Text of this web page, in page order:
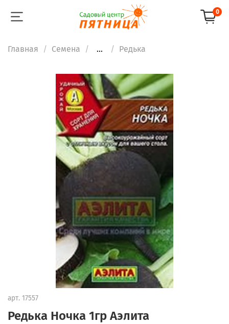
0
Главная Семена ... Редька
арт. 17557
Редька Ночка 1гр Аэлита